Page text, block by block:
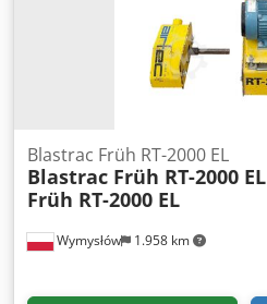
Wymysłów 1.958 km
Blastrac Früh RT-2000 EL
Blastrac Früh RT-2000 EL
Früh RT-2000 EL